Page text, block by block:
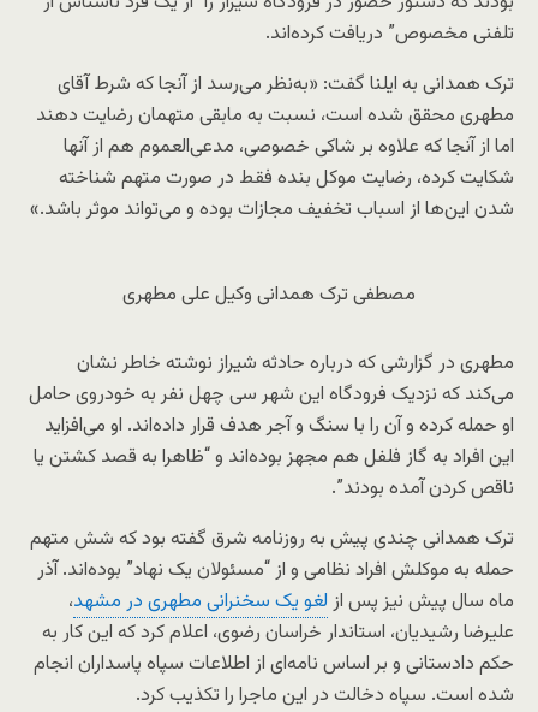
تلفنی مخصوص” دریافت کرده‌اند.
ترک همدانی به ایلنا گفت: «به‌نظر می‌رسد از آنجا که شرط آقای
مطهری محقق شده است، نسبت به مابقی متهمان رضایت دهند
اما از آنجا که علاوه بر شاکی خصوصی، مدعی‌العموم هم از آنها
شکایت کرده، رضایت موکل بنده فقط در صورت متهم شناخته
شدن این‌ها از اسباب تخفیف مجازات بوده و می‌تواند موثر باشد.»
مصطفی ترک همدانی وکیل علی مطهری
مطهری در گزارشی که درباره حادثه شیراز نوشته خاطر نشان
می‌کند که نزدیک فرودگاه این شهر سی چهل نفر به خودروی حامل
او حمله کرده و آن را با سنگ و آجر هدف قرار داده‌اند. او می‌افزاید
این افراد به گاز فلفل هم مجهز بوده‌اند و “ظاهرا به قصد کشتن یا
ناقص کردن آمده بودند”.
ترک همدانی چندی پیش به روزنامه شرق گفته بود که شش متهم
حمله به موکلش افراد نظامی و از “مسئولان یک نهاد” بوده‌اند. آذر
ماه سال پیش نیز پس از لغو یک سخنرانی مطهری در مشهد،
علیرضا رشیدیان، استاندار خراسان رضوی، اعلام کرد که این کار به
حکم دادستانی و بر اساس نامه‌ای از اطلاعات سپاه پاسداران انجام
شده است. سپاه دخالت در این ماجرا را تکذیب کرد.